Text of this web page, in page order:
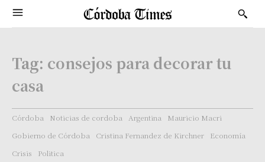
Tag: consejos para decorar tu
casa
Córdoba Noticias de cordoba Argentina
Mauricio Macri
Gobierno de Córdoba
Cristina Fernandez de Kirchner
Economía
Crisis
Politica